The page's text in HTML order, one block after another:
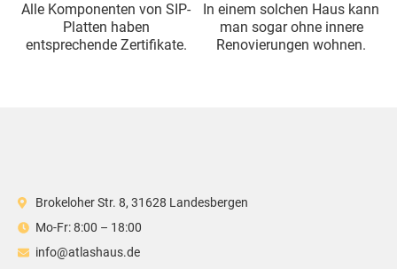
Alle Komponenten von SIP-
Platten haben
entsprechende Zertifikate.
In einem solchen Haus kann
man sogar ohne innere
Renovierungen wohnen.
Brokeloher Str. 8, 31628 Landesbergen
Mo-Fr: 8:00 – 18:00
info@atlashaus.de